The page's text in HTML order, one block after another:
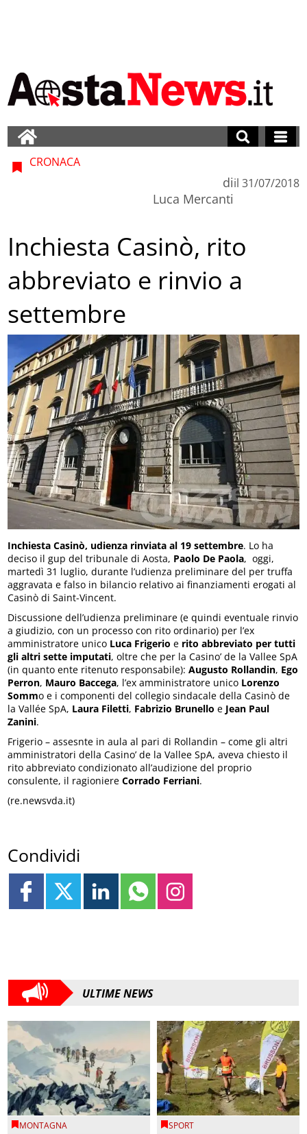
CRONACA
di
Luca Mercanti
il 31/07/2018
Inchiesta Casinò, rito
abbreviato e rinvio a
settembre
Inchiesta Casinò, udienza rinviata al 19 settembre. Lo ha
deciso il gup del tribunale di Aosta, Paolo De Paola, oggi,
martedì 31 luglio, durante l’udienza preliminare del per truffa
aggravata e falso in bilancio relativo ai finanziamenti erogati al
Casinò di Saint-Vincent.
Discussione dell’udienza preliminare (e quindi eventuale rinvio
a giudizio, con un processo con rito ordinario) per l’ex
amministratore unico Luca Frigerio e rito abbreviato per tutti
gli altri sette imputati, oltre che per la Casino’ de la Vallee SpA
(in quanto ente ritenuto responsabile):Augusto Rollandin, Ego
Perron, Mauro Baccega, l’ex amministratore unico Lorenzo
Sommo e i componenti del collegio sindacale della Casinò de
la Vallée SpA, Laura Filetti, Fabrizio Brunello e Jean Paul
Zanini.
Frigerio – assesnte in aula al pari di Rollandin – come gli altri
amministratori della Casino’ de la Vallee SpA, aveva chiesto il
rito abbreviato condizionato all’audizione del proprio
consulente, il ragioniereCorrado Ferriani.
(re.newsvda.it)
Condividi
ULTIME NEWS
MONTAGNA SPORT